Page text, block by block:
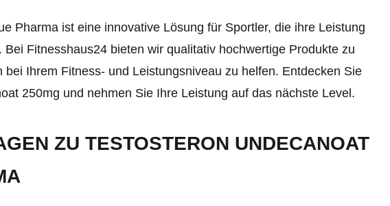
Pharma ist eine innovative Lösung für Sportler, die ihre Leistung
Fitnesshaus24 bieten wir qualitativ hochwertige Produkte zu
Ihrem Fitness- und Leistungsniveau zu helfen. Entdecken Sie
250mg und nehmen Sie Ihre Leistung auf das nächste Level.
ZU TESTOSTERON UNDECANOAT